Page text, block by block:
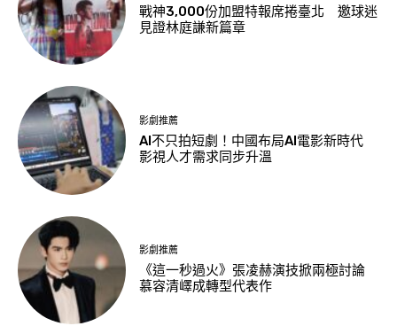
戰神3,000份加盟特報席捲臺北 邀球迷
見證林庭謙新篇章
影劇推薦
AI不只拍短劇！中國布局AI電影新時代
影視人才需求同步升溫
影劇推薦
《這一秒過火》張凌赫演技掀兩極討論
慕容清嶧成轉型代表作